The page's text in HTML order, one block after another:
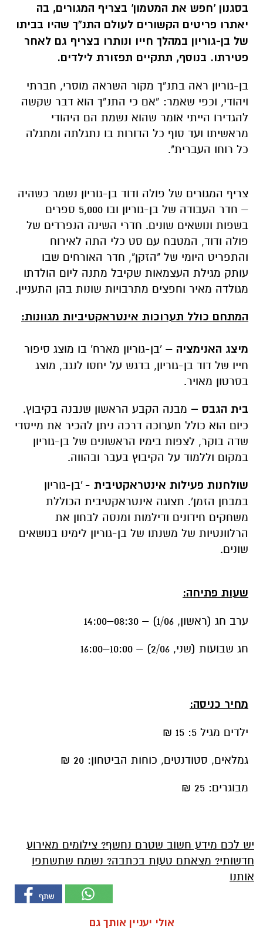
בסגנון 'חפש את המטמון' בצריף המגורים, בה
יאתרו פריטים הקשורים לעולם התנ”ך שהיו בביתו
של בן-גוריון במהלך חייו ונותרו בצריף גם לאחר
פטירתו. בנוסף, תתקיים תפזורת לילדים.
בן-גוריון ראה בתנ”ך מקור השראה מוסרי, חברתי
ויהודי, וכפי שאמר: “אם כי התנ”ך הוא דבר שקשה
להגדירו הייתי אומר שהוא נשמת הם היהודי
מראשיתו ועד סוף כל הדורות בו נתגלתה ומתגלה
כל רוחו העברית".
צריף המגורים של פולה ודוד בן-גוריון נשמר כשהיה
– חדר העבודה של בן-גוריון ובו 5,000 ספרים
בשפות ונושאים שונים. חדרי השינה הנפרדים של
פולה ודוד, המטבח עם סט כלי התה לאירוח
והתפריט היומי של "הזקן", חדר האורחים שבו
עותק מגילת העצמאות שקיבל מתנה ליום הולדתו
מגולדה מאיר וחפצים מתרבויות שונות בהן התעניין.
המתחם כולל תערוכות אינטראקטיביות מגוונות:
מיצג האנימציה – 'בן-גוריון מארח' בו מוצג סיפור
חייו של דוד בן-גוריון, בדגש על יחסו לנגב, מוצג
בסרטון מאויר.
בית הגבס – מבנה הקבע הראשון שנבנה בקיבוץ.
כיום הוא כולל תערוכה דרכה ניתן להכיר את מייסדי
שדה בוקר, לצפות בימיו הראשונים של בן-גוריון
במקום וללמוד על הקיבוץ בעבר ובהווה.
שולחנות פעילות אינטראקטיבית - 'בן-גוריון
במבחן הזמן'. תצוגה אינטראקטיבית הכוללת
משחקים חידונים ודילמות ומנסה לבחון את
הרלוונטיות של משנתו של בן-גוריון לימינו בנושאים
שונים.
שעות פתיחה:
ערב חג (ראשון, 1/06) – 08:30–14:00
חג שבועות (שני, 2/06) – 10:00–16:00
מחיר כניסה:
ילדים מגיל 5: 15 ₪
גמלאים, סטודנטים, כוחות הביטחון: 20 ₪
מבוגרים: 25 ₪
יש לכם מידע חשוב שטרם נחשף? צילומים מאירוע
חדשותי? מצאתם טעות בכתבה? נשמח שתשתפו
אותנו
אולי יעניין אותך גם